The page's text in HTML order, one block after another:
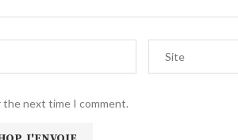
the next time I comment.